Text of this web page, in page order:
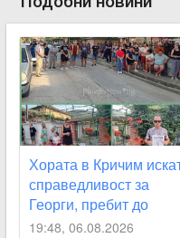
Хората в Кричим
справедливост за
Георги, пребит до
смърт
19:48, 06.08.2026